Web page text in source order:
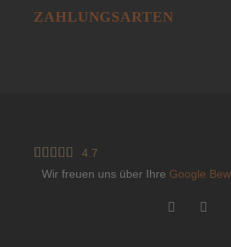
ZAHLUNGSARTEN
    
4.7
Wir freuen uns über Ihre Google